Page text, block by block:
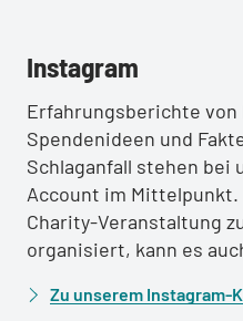
:Instagram
Erfahrungsberichte
Spendenideen und
Schlaganfall stehen bei
Account im Mittelpunkt.
Charity-Veranstaltung
organisiert, kann es
Zu unserem Instagram-